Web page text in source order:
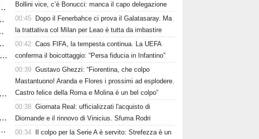
Bollini vice, c’è Bonucci: manca il capo delegazione
00:45
Dopo il Fenerbahce ci prova il Galatasaray. Ma
la trattativa col Milan per Leao è tutta da imbastire
00:42 Caos FIFA, la tempesta continua. La UEFA
conferma il boicottaggio: “Persa fiducia in Infantino”
00:39 Gustavo Ghezzi: “Fiorentina, che colpo
Mastantuono! Aranda e Flores i prossimi ad esplodere.
Castro felice della Roma e Molina è un bel colpo”
00:38 Giornata Real: ufficializzati l'acquisto di
Diomande e il rinnovo di Vinicius. Sfuma Rodri
00:34
Il colpo per la Serie A è servito: Strefezza è un